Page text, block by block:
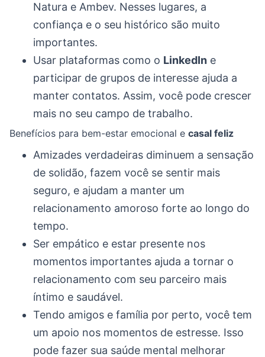
Natura e Ambev. Nesses lugares, a
confiança e o seu histórico são muito
importantes.
Usar plataformas como o LinkedIn e
participar de grupos de interesse ajuda a
manter contatos. Assim, você pode crescer
mais no seu campo de trabalho.
Benefícios para bem-estar emocional e casal feliz
Amizades verdadeiras diminuem a sensação
de solidão, fazem você se sentir mais
seguro, e ajudam a manter um
relacionamento amoroso forte ao longo do
tempo.
Ser empático e estar presente nos
momentos importantes ajuda a tornar o
relacionamento com seu parceiro mais
íntimo e saudável.
Tendo amigos e família por perto, você tem
um apoio nos momentos de estresse. Isso
pode fazer sua saúde mental melhorar